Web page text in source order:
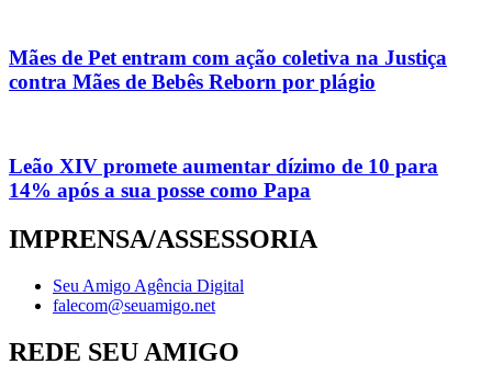
Mães de Pet entram com ação coletiva na Justiça
contra Mães de Bebês Reborn por plágio
Leão XIV promete aumentar dízimo de 10 para
14% após a sua posse como Papa
IMPRENSA/ASSESSORIA
Seu Amigo Agência Digital
falecom@seuamigo.net
REDE SEU AMIGO